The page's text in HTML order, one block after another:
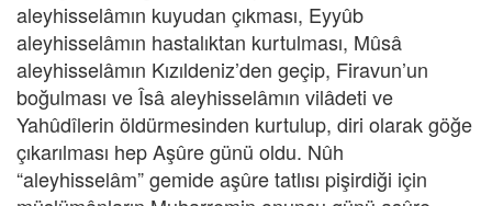
aleyhisselâmın kuyudan çıkması, Eyyûb
aleyhisselâmın hastalıktan kurtulması, Mûsâ
aleyhisselâmın Kızıldeniz’den geçip, Firavun’un
boğulması ve Îsâ aleyhisselâmın vilâdeti ve
Yahûdîlerin öldürmesinden kurtulup, diri olarak göğe
çıkarılması hep Aşûre günü oldu. Nûh
“aleyhisselâm” gemide aşûre tatlısı pişirdiği için